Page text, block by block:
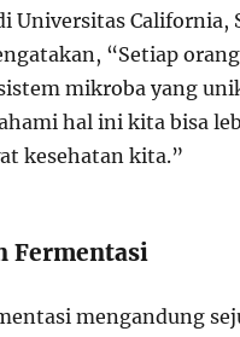
Universitas California,
“Setiap orang
mikroba yang
hal ini kita bisa
kesehatan kita.”
Fermentasi
mengandung